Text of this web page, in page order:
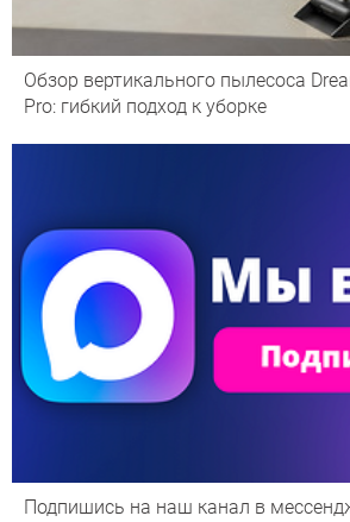
Обзор вертикального пылесоса
Pro: гибкий подход к уборке
Подпишись на наш канал в